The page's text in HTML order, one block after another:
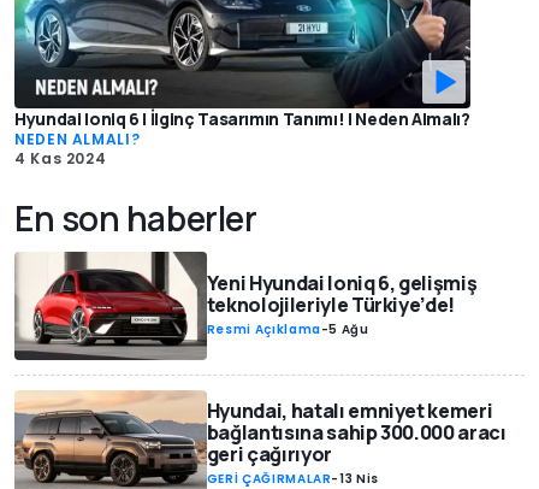
Hyundai Ioniq 6 | İlginç Tasarımın Tanımı! | Neden Almalı?
NEDEN ALMALI?
4 Kas 2024
En son haberler
Yeni Hyundai Ioniq 6, gelişmiş
teknolojileriyle Türkiye’de!
Resmi Açıklama-5 Ağu
Hyundai, hatalı emniyet kemeri
bağlantısına sahip 300.000 aracı
geri çağırıyor
GERİ ÇAĞIRMALAR-13 Nis